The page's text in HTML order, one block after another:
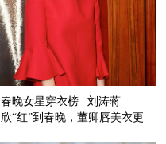
春晚女星穿衣榜 | 刘涛蒋
欣“红”到春晚，董卿唇美衣更